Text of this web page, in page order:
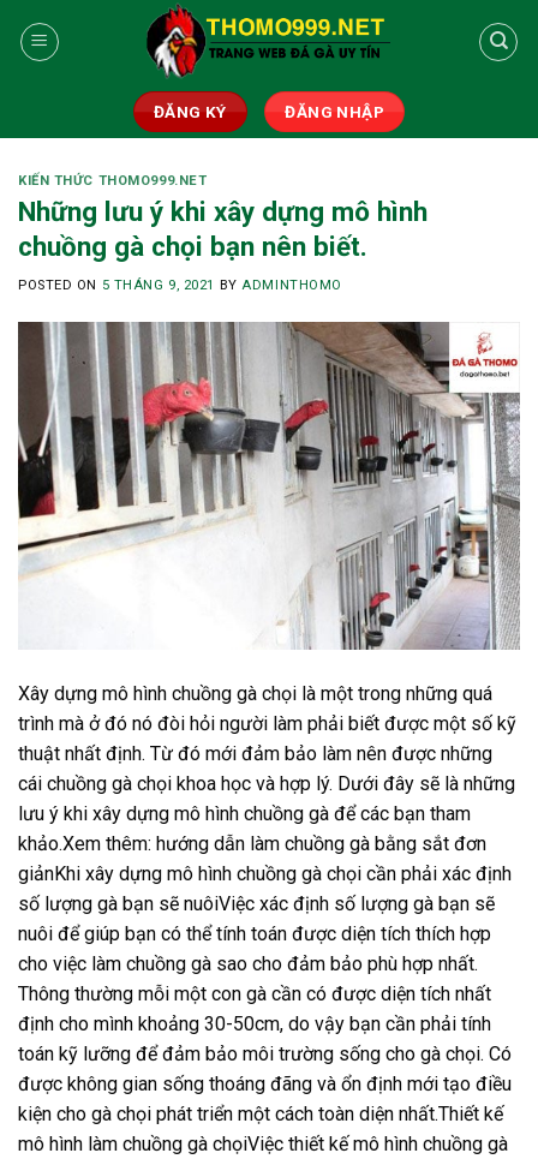
ĐĂNG KÝ ĐĂNG NHẬP
KIẾN THỨC THOMO999.NET
Những lưu ý khi xây dựng mô hình
chuồng gà chọi bạn nên biết.
POSTED ON 5 THÁNG 9, 2021 BYADMINTHOMO
Xây dựng mô hình chuồng gà chọi là một trong những quá
trình mà ở đó nó đòi hỏi người làm phải biết được một số kỹ
thuật nhất định. Từ đó mới đảm bảo làm nên được những
cái chuồng gà chọi khoa học và hợp lý. Dưới đây sẽ là những
lưu ý khi xây dựng mô hình chuồng gà để các bạn tham
khảo.Xem thêm: hướng dẫn làm chuồng gà bằng sắt đơn
giảnKhi xây dựng mô hình chuồng gà chọi cần phải xác định
số lượng gà bạn sẽ nuôiViệc xác định số lượng gà bạn sẽ
nuôi để giúp bạn có thể tính toán được diện tích thích hợp
cho việc làm chuồng gà sao cho đảm bảo phù hợp nhất.
Thông thường mỗi một con gà cần có được diện tích nhất
định cho mình khoảng 30-50cm, do vậy bạn cần phải tính
toán kỹ lưỡng để đảm bảo môi trường sống cho gà chọi. Có
được không gian sống thoáng đãng và ổn định mới tạo điều
kiện cho gà chọi phát triển một cách toàn diện nhất.Thiết kế
mô hình làm chuồng gà chọiViệc thiết kế mô hình chuồng gà